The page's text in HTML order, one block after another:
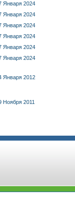
Января 2024
Января 2024
Января 2024
Января 2024
Января 2024
Января 2024
Января 2012
Ноября 2011